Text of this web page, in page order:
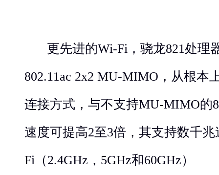
更先进的Wi-Fi，骁龙821处理
802.11ac 2x2 MU-MIMO，从根本
连接方式，与不支持MU-MIMO的
速度可提高2至3倍，其支持数千
Fi（2.4GHz，5GHz和60GHz）